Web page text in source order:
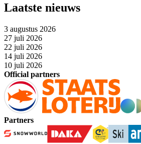
Laatste nieuws
3 augustus 2026
27 juli 2026
22 juli 2026
14 juli 2026
10 juli 2026
Official partners
Partners